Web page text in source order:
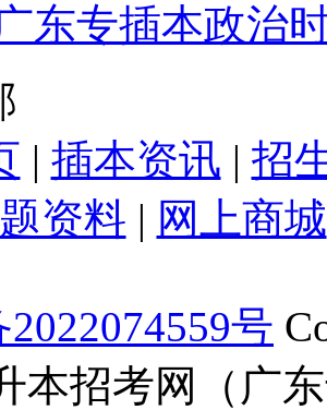
东专插本政治
| 插本资讯 | 招
题资料 | 网上商城
号
本招考网（广